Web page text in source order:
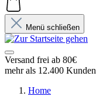
Menü schließen
Versand frei ab 80€
mehr als 12.400 Kunden
Home